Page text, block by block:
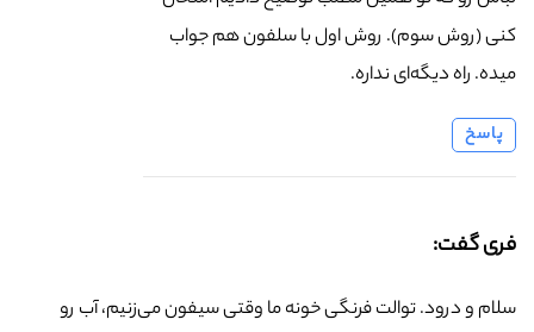
کنی (روش سوم). روش اول با سلفون هم جواب
میده. راه دیگه‌ای نداره.
پاسخ
فری گفت:
سلام و درود. توالت فرنگی خونه ما وقتی سیفون می‌زنیم، آب رو